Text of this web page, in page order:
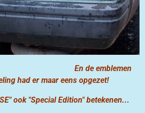
emblemen
had er maar eens opgezet!
ook "Special Edition" betekenen...